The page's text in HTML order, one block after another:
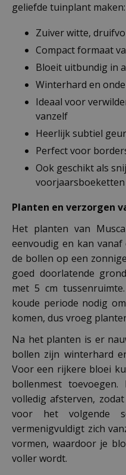
geliefde tuinplant maken:
Zuiver witte,
Compact formaat
Bloeit uitbundig in
Winterhard en
Ideaal voor
vanzelf
Heerlijk subtiel
Perfect voor
Ook geschikt als
voorjaarsboeketten
Planten en verzorgen
Het planten van
eenvoudig en kan
de bollen op een
goed doorlatende
met 5 cm
koude periode nodig
komen, dus vroeg
Na het planten is er
bollen zijn winterhard
Voor een rijkere bloei
bollenmest
volledig afsterven,
voor het volgende
vermenigvuldigt zich
vormen, waardoor je
voller wordt.